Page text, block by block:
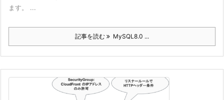
ます。 ...
記事を読む MySQL8.0 ...